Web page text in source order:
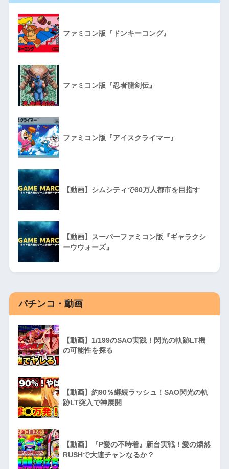
ファミコン版『ドンキーコング』
ファミコン版『忍者龍剣伝』
ファミコン版『アイスクライマー』
【動画】シムシティで60万人都市を目指す
【動画】スーパーファミコン版『ギャラクシ
ーウウォーズ』
パチンコ・動画
【動画】1/199のSAO実践！閃光の軌跡LT機
の可能性を探る
【動画】約90％継続ラッシュ！SAO閃光の軌
跡LT突入で神展開
【動画】『P愛の不時着』新台実戦！愛の燦然
RUSHで大連チャンなるか？